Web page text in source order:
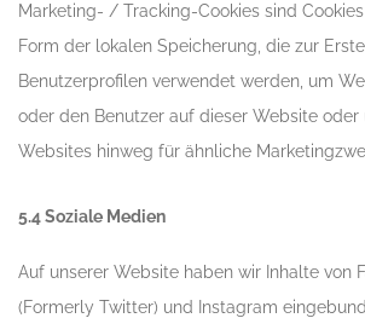
Marketing- / Tracking-Cookies sind
Form der lokalen Speicherung, die zur
Benutzerprofilen verwendet werden, um
oder den Benutzer auf dieser Website oder
Websites hinweg für ähnliche
5.4 Soziale Medien
Auf unserer Website haben wir Inhalte von
(Formerly Twitter) und Instagram